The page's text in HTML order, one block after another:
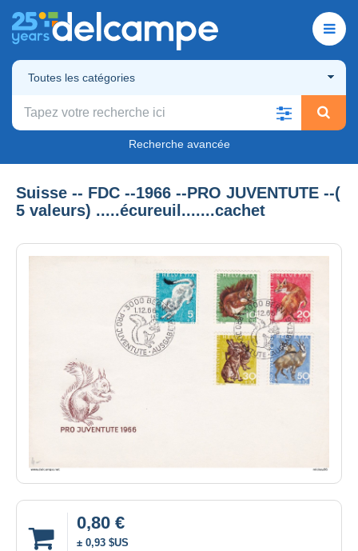
Toutes les catégories
Recherche avancée
Suisse -- FDC --1966 --PRO JUVENTUTE --(
5 valeurs) .....écureuil.......cachet
0,80 €
± 0,93 $US